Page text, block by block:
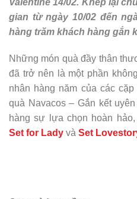
gian từ ngày 10/02 đến
hàng trăm khách hàng gắn
Những món quà đầy thân
đã trở nên là một phần
nhân hàng năm của các
quà Navacos – Gắn kết
hàng sự lựa chọn hoàn
Set for Lady và Set